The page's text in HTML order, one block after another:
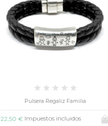
Pulsera Regaliz Familia
22,50 €Impuestos incluidos